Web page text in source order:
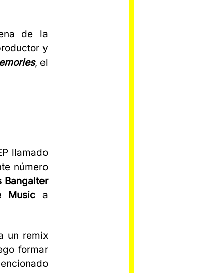
de la
y
, el
llamado
número
Bangalter
Music a
un remix
formar